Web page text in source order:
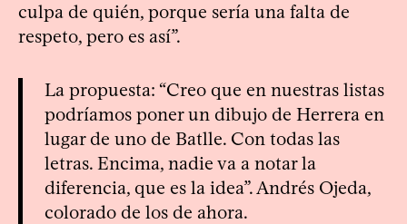
culpa de quién, porque sería una falta de
respeto, pero es así”.
La propuesta: “Creo que en nuestras listas
podríamos poner un dibujo de Herrera en
lugar de uno de Batlle. Con todas las
letras. Encima, nadie va a notar la
diferencia, que es la idea”. Andrés Ojeda,
colorado de los de ahora.